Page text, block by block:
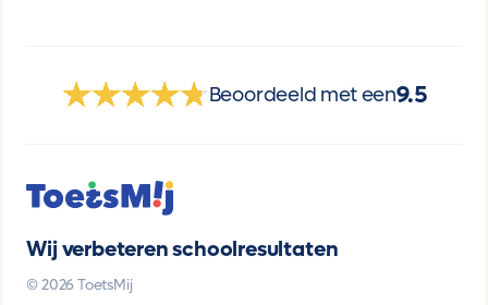
Beoordeeld met een9.5
Wij verbeteren schoolresultaten
© 2026 ToetsMij